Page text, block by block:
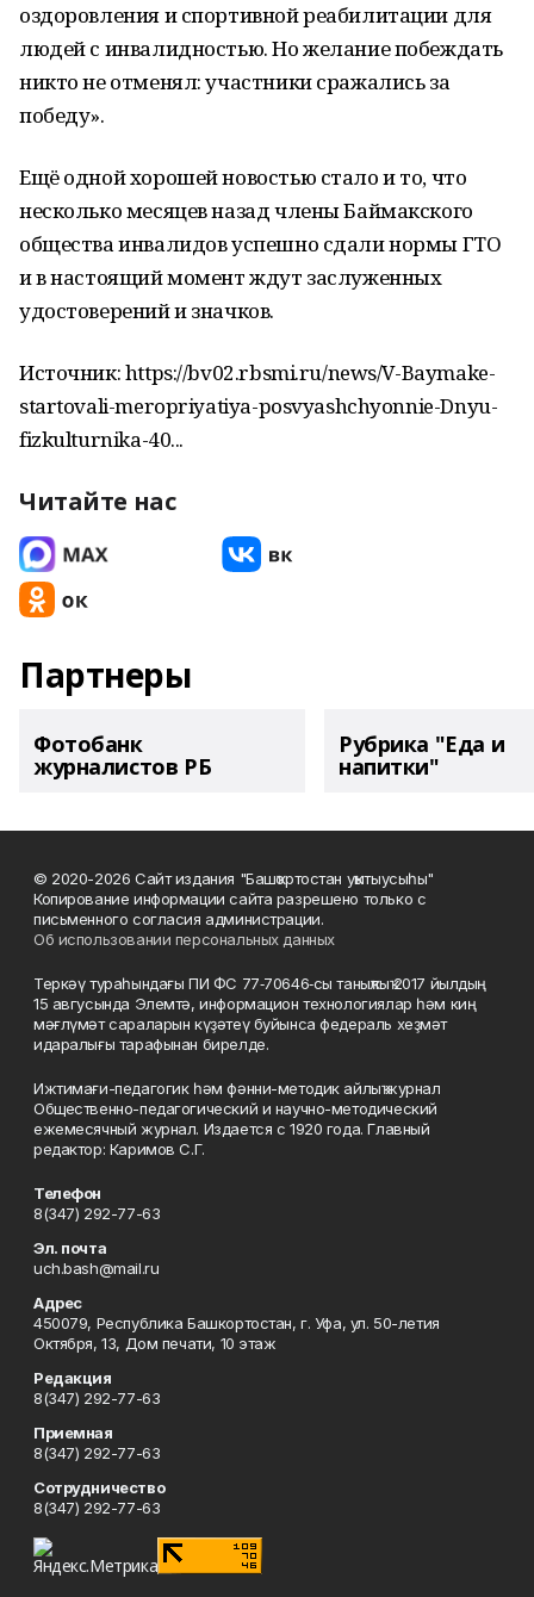
оздоровления и спортивной реабилитации для
людей с инвалидностью. Но желание побеждать
никто не отменял: участники сражались за
победу».
Ещё одной хорошей новостью стало и то, что
несколько месяцев назад члены Баймакского
общества инвалидов успешно сдали нормы ГТО
и в настоящий момент ждут заслуженных
удостоверений и значков.
Источник: https://bv02.rbsmi.ru/news/V-Baymake-
startovali-meropriyatiya-posvyashchyonnie-Dnyu-
fizkulturnika-40...
Читайте нас
Партнеры
Фотобанк
журналистов РБ
Рубрика "Еда и
напитки"
© 2020-2026 Сайт издания "Башҡортостан уҡытыусыһы"
Копирование информации сайта разрешено только с
письменного согласия администрации.
Об использовании персональных данных
Теркәү тураһындағы ПИ ФС 77‑70646‑сы таныҡлыҡ 2017 йылдың
15 авгусында Элемтә, информацион технологиялар һәм киң
мәғлүмәт сараларын күҙәтеү буйынса федераль хеҙмәт
идаралығы тарафынан бирелде.
Ижтимағи-педагогик һәм фәнни-методик айлыҡ журнал
Общественно-педагогический и научно-методический
ежемесячный журнал. Издается с 1920 года. Главный
редактор: Каримов С.Г.
Телефон
8(347) 292-77-63
Эл. почта
uch.bash@mail.ru
Адрес
450079, Республика Башкортостан, г. Уфа, ул. 50-летия
Октября, 13, Дом печати, 10 этаж
Редакция
8(347) 292-77-63
Приемная
8(347) 292-77-63
Сотрудничество
8(347) 292-77-63